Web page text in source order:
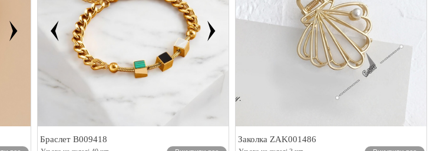
Браслет B009418 Заколка ZAK001486